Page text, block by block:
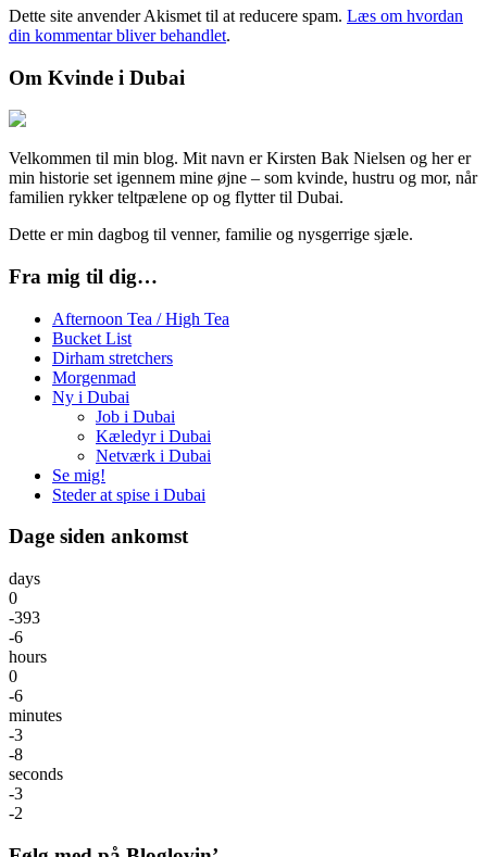
Dette site anvender Akismet til at reducere spam. Læs om hvordan
din kommentar bliver behandlet.
Om Kvinde i Dubai
Velkommen til min blog. Mit navn er Kirsten Bak Nielsen og her er
min historie set igennem mine øjne – som kvinde, hustru og mor, når
familien rykker teltpælene op og flytter til Dubai.
Dette er min dagbog til venner, familie og nysgerrige sjæle.
Fra mig til dig…
Afternoon Tea / High Tea
Bucket List
Dirham stretchers
Morgenmad
Ny i Dubai
Job i Dubai
Kæledyr i Dubai
Netværk i Dubai
Se mig!
Steder at spise i Dubai
Dage siden ankomst
days
0
-393
-6
hours
0
-6
minutes
-3
-8
seconds
-3
-2